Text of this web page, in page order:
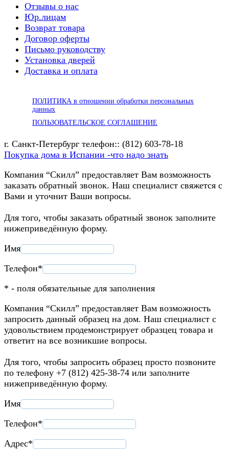
Отзывы о нас
Юр.лицам
Возврат товара
Договор оферты
Письмо руководству
Установка дверей
Доставка и оплата
ПОЛИТИКА в отношении обработки персональных
данных
ПОЛЬЗОВАТЕЛЬСКОЕ СОГЛАШЕНИЕ
г. Санкт-Петербург телефон:: (812) 603-78-18
Покупка дома в Испании -что надо знать
Компания “Скилл” предоставляет Вам возможность
заказать обратный звонок. Наш специалист свяжется с
Вами и уточнит Ваши вопросы.
Для того, чтобы заказать обратный звонок заполните
нижеприведённую форму.
Имя
Телефон*
* - поля обязательные для заполнения
Компания “Скилл” предоставляет Вам возможность
запросить данный образец на дом. Наш специалист с
удовольствием продемонстрирует образцец товара и
ответит на все возникшие вопросы.
Для того, чтобы запросить образец просто позвоните
по телефону +7 (812) 425-38-74 или заполните
нижеприведённую форму.
Имя
Телефон*
Адрес*